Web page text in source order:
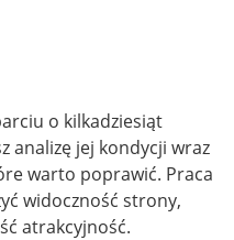
o kilkadziesiąt
analizę jej kondycji wraz
warto poprawić. Praca
widoczność strony,
atrakcyjność.